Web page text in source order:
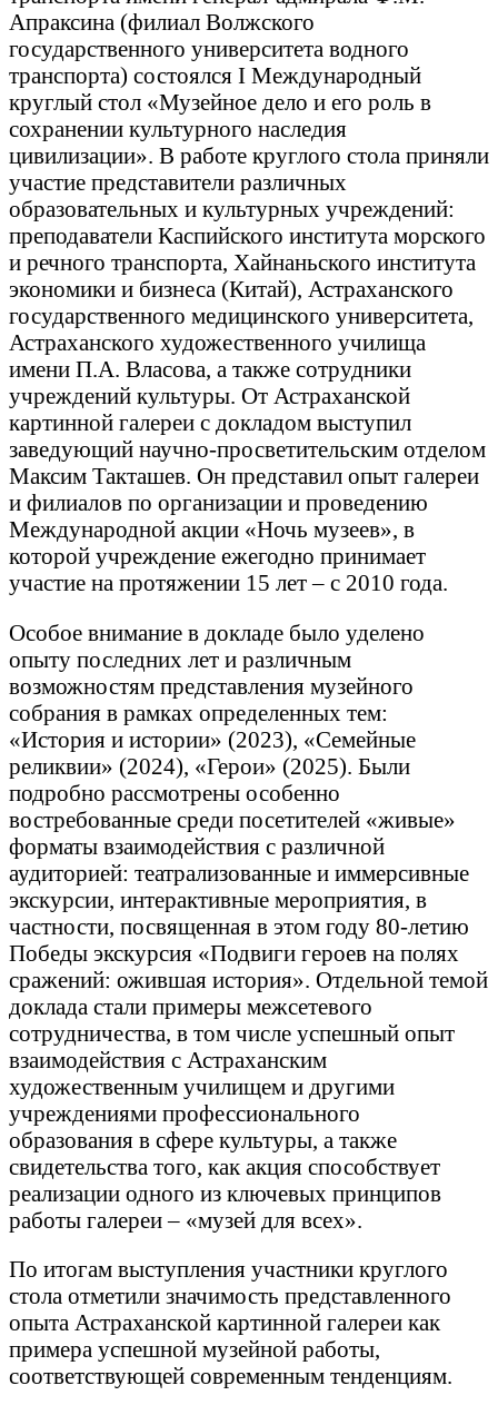
Апраксина (филиал Волжского
государственного университета водного
транспорта) состоялся I Международный
круглый стол «Музейное дело и его роль в
сохранении культурного наследия
цивилизации». В работе круглого стола приняли
участие представители различных
образовательных и культурных учреждений:
преподаватели Каспийского института морского
и речного транспорта, Хайнаньского института
экономики и бизнеса (Китай), Астраханского
государственного медицинского университета,
Астраханского художественного училища
имени П.А. Власова, а также сотрудники
учреждений культуры. От Астраханской
картинной галереи с докладом выступил
заведующий научно-просветительским отделом
Максим Такташев. Он представил опыт галереи
и филиалов по организации и проведению
Международной акции «Ночь музеев», в
которой учреждение ежегодно принимает
участие на протяжении 15 лет – с 2010 года.
Особое внимание в докладе было уделено
опыту последних лет и различным
возможностям представления музейного
собрания в рамках определенных тем:
«История и истории» (2023), «Семейные
реликвии» (2024), «Герои» (2025). Были
подробно рассмотрены особенно
востребованные среди посетителей «живые»
форматы взаимодействия с различной
аудиторией: театрализованные и иммерсивные
экскурсии, интерактивные мероприятия, в
частности, посвященная в этом году 80-летию
Победы экскурсия «Подвиги героев на полях
сражений: ожившая история». Отдельной темой
доклада стали примеры межсетевого
сотрудничества, в том числе успешный опыт
взаимодействия с Астраханским
художественным училищем и другими
учреждениями профессионального
образования в сфере культуры, а также
свидетельства того, как акция способствует
реализации одного из ключевых принципов
работы галереи – «музей для всех».
По итогам выступления участники круглого
стола отметили значимость представленного
опыта Астраханской картинной галереи как
примера успешной музейной работы,
соответствующей современным тенденциям.